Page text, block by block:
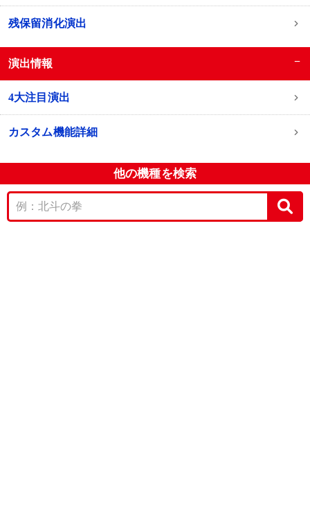
残保留消化演出
演出情報 −
4大注目演出
カスタム機能詳細
他の機種を検索